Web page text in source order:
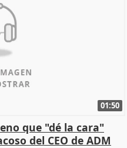
01:50
que "dé la cara"
del CEO de ADM